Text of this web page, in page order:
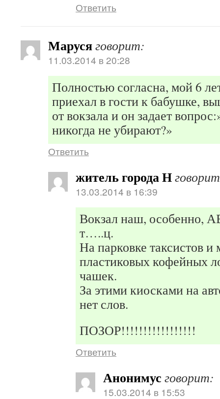
Ответить
Марусяговорит:
11.03.2014 в 20:28
Полностью согласна, мой 6
приехал в гости к бабушке,
от вокзала и он задает
никогда не убирают?»
Ответить
житель города Н
13.03.2014 в 16:39
Вокзал наш, особенно,
т…..ц.
На парковке таксистов
пластиковых кофейных
чашек.
За этими киосками на
нет слов.
ПОЗОР!!!!!!!!!!!!!!!!!
Ответить
Анонимус говорит:
15.03.2014 в 15:53